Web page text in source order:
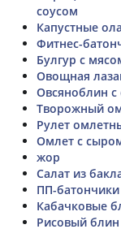
соусом
Капустные
Фитнес-
Булгур с
Овощная
Овсяноблин с
Творожный
Рулет
Омлет с
жор
Салат из
ПП-батончики
Кабачковые
Рисовый